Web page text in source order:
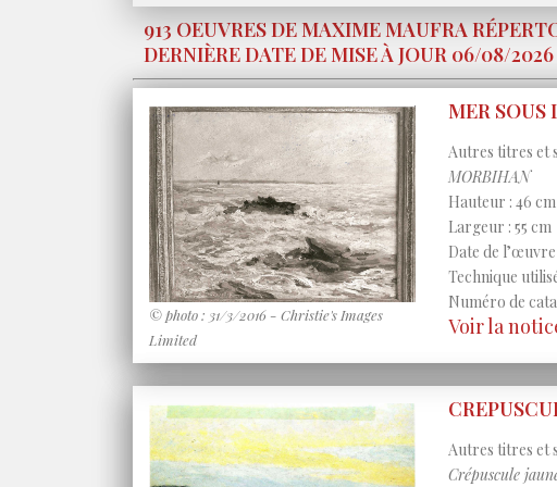
913 OEUVRES DE MAXIME MAUFRA
DERNIÈRE DATE DE MISE À JOUR 06/08/2026
© photo : 31/3/2016 - Christie's Images
Limited
MER SOUS
Autres titres et
MORBIHAN
Hauteur : 46 cm
Largeur : 55 cm
Date de l’œuvre
Technique
Numéro de
Voir la
Autres titres et
Crépuscule